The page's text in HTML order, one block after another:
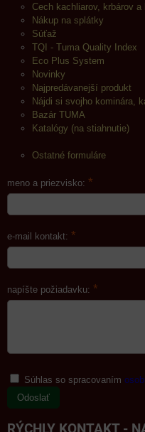
Cech kachliarov, krbárov
Nákup na splátky
Súťaž
TQI - Tuma Quality Index
Eco Plus System
Novinky
Najpredávanejší produkt
Nájdi si svojho kominára,
Bazár TUMA
Katalógy (na stiahnutie)
Ostatné formuláre
meno a priezvisko: *
e-mail kontakt: *
napíšte požiadavku: *
Súhlas so spracovaním
Odoslať